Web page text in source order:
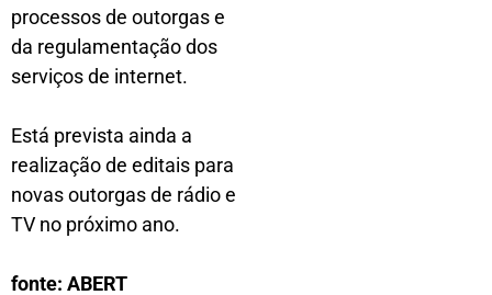
processos de outorgas e
da regulamentação dos
serviços de internet.
Está prevista ainda a
realização de editais para
novas outorgas de rádio e
TV no próximo ano.
fonte: ABERT